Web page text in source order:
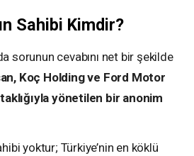
Sahibi Kimdir?
sorunun cevabını net bir şekilde
Koç Holding ve Ford Motor
yönetilen bir anonim
yoktur; Türkiye’nin en köklü